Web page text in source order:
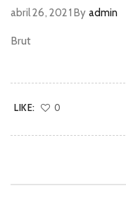
abril 26, 2021 By admin
Brut
LIKE: 0